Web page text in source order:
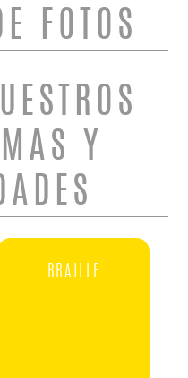
FOTOS
Y
BRAILLE